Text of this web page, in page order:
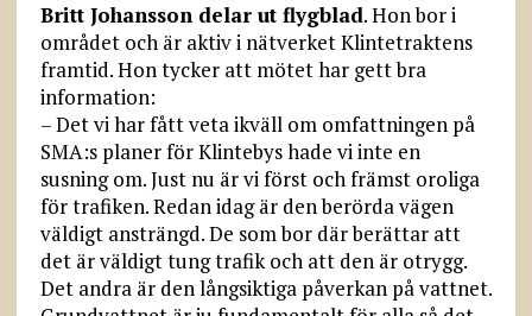
Britt Johansson delar ut flygblad. Hon bor i
området och är aktiv i nätverket Klintetraktens
framtid. Hon tycker att mötet har gett bra
information:
– Det vi har fått veta ikväll om omfattningen på
SMA:s planer för Klintebys hade vi inte en
susning om. Just nu är vi först och främst oroliga
för trafiken. Redan idag är den berörda vägen
väldigt ansträngd. De som bor där berättar att
det är väldigt tung trafik och att den är otrygg.
Det andra är den långsiktiga påverkan på vattnet.